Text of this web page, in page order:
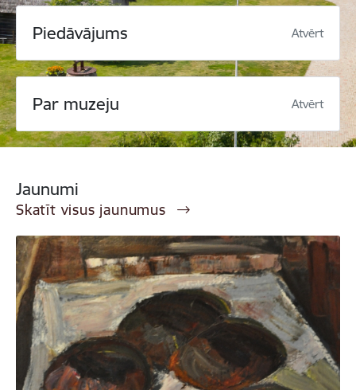
Piedāvājums Atvērt
Par muzeju Atvērt
Jaunumi
Skatīt visus jaunumus